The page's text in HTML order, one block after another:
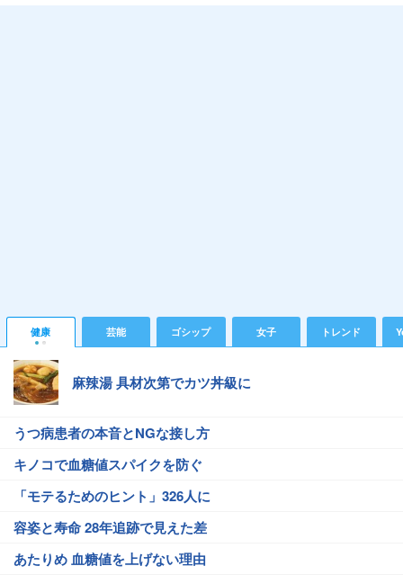
健康 芸能 ゴシップ 女子 トレンド
麻辣湯 具材次第でカツ丼級に
うつ病患者の本音とNGな接し方
キノコで血糖値スパイクを防ぐ
「モテるためのヒント」326人に
容姿と寿命 28年追跡で見えた差
あたりめ 血糖値を上げない理由